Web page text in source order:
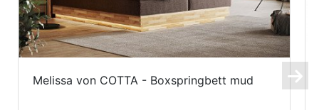
Melissa von COTTA - Boxspringbett mud